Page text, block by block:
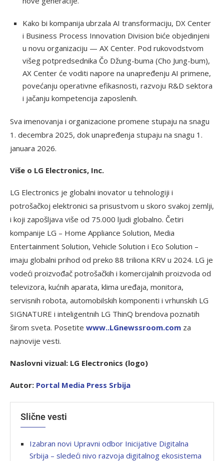
Kako bi kompanija ubrzala AI transformaciju, DX Center
i Business Process Innovation Division biće objedinjeni
u novu organizaciju — AX Center. Pod rukovodstvom
višeg potpredsednika Čo Džung-buma (Cho Jung-bum),
AX Center će voditi napore na unapređenju AI primene,
povećanju operativne efikasnosti, razvoju R&D sektora
i jačanju kompetencija zaposlenih.
Sva imenovanja i organizacione promene stupaju na snagu
1. decembra 2025, dok unapređenja stupaju na snagu 1.
januara 2026.
Više o LG Electronics, Inc.
LG Electronics je globalni inovator u tehnologiji i
potrošačkoj elektronici sa prisustvom u skoro svakoj zemlji,
i koji zapošljava više od 75.000 ljudi globalno. Četiri
kompanije LG – Home Appliance Solution, Media
Entertainment Solution, Vehicle Solution i Eco Solution –
imaju globalni prihod od preko 88 triliona KRV u 2024. LG je
vodeći proizvođač potrošačkih i komercijalnih proizvoda od
televizora, kućnih aparata, klima uređaja, monitora,
servisnih robota, automobilskih komponenti i vrhunskih LG
SIGNATURE i inteligentnih LG ThinQ brendova poznatih
širom sveta. Posetite www..LGnewssroom.com za
najnovije vesti.
Naslovni vizual: LG Electronics (logo)
Autor: Portal Media Press Srbija
Slične vesti
Izabran novi Upravni odbor Inicijative Digitalna
Srbija – sledeći nivo razvoja digitalnog ekosistema